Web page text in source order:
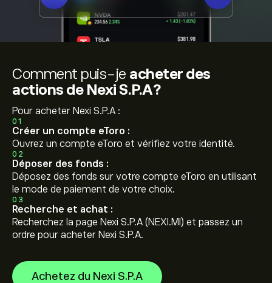
Comment puis-je acheter des
actions de Nexi S.P.A?
Pour acheter Nexi S.P.A :
01
Créer un compte eToro :
Ouvrez un compte eToro et vérifiez votre identité.
02
Déposer des fonds :
Déposez des fonds sur votre compte eToro en utilisant
le mode de paiement de votre choix.
03
Recherche et achat :
Recherchez la page Nexi S.P.A (NEXI.MI) et passez un
ordre pour acheter Nexi S.P.A.
Achetez du Nexi S.P.A